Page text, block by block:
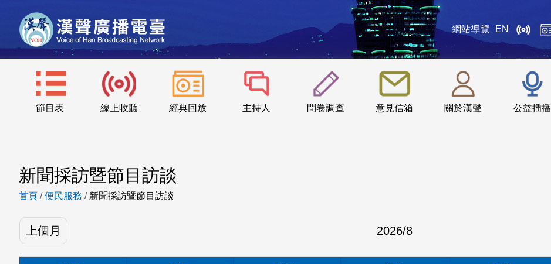
網站導覽 EN
節目表 線上收聽 經典回放 主持人 問卷調查 意見信箱 關於漢聲 公益插播
:::
新聞採訪暨節目訪談
首頁 /便民服務 / 新聞採訪暨節目訪談
上個月 2026/8